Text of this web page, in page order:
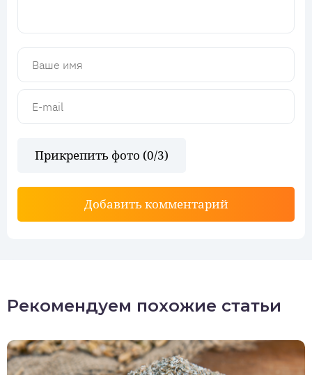
Прикрепить фото (0/3)
Добавить комментарий
Рекомендуем похожие статьи